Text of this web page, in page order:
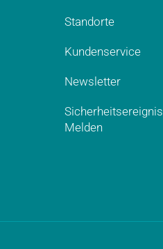
Standorte
Kundenservice
Newsletter
Sicherheitsereignis
Melden